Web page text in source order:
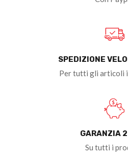
SPEDIZIONE
Per tutti gli articoli
GARANZIA 2
Su tutti i